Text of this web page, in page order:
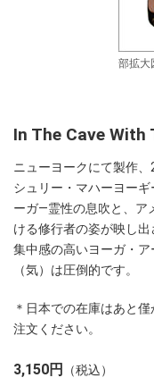
部拡大
In The Cave With
ニューヨークにて製作、
シュリー・マハーヨー
ーガ―霊性の息吹と、ア
ける修行者の姿が映し出
集中感の高いヨーガ・
（気）は圧倒的です。
＊日本での在庫はあと
注文ください。
3,150円 （税込）